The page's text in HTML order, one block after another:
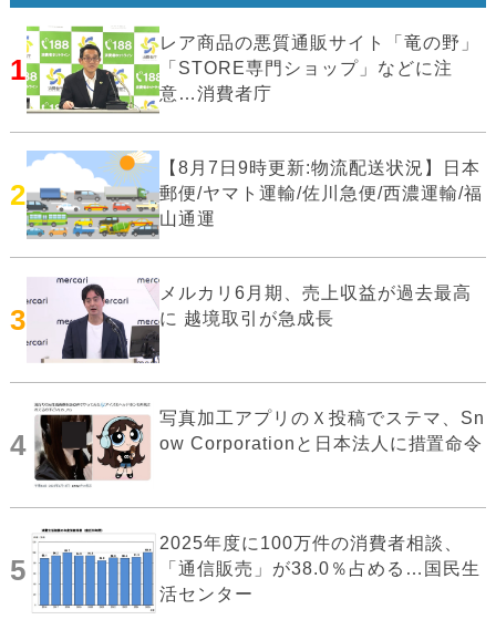
1
レア商品の悪質通販サイト「竜の野」
「STORE専門ショップ」などに注
意…消費者庁
2
【8月7日9時更新:物流配送状況】日本
郵便/ヤマト運輸/佐川急便/西濃運輸/福
山通運
3
メルカリ6月期、売上収益が過去最高
に 越境取引が急成長
4
写真加工アプリのＸ投稿でステマ、Sn
ow Corporationと日本法人に措置命令
5
2025年度に100万件の消費者相談、
「通信販売」が38.0％占める…国民生
活センター